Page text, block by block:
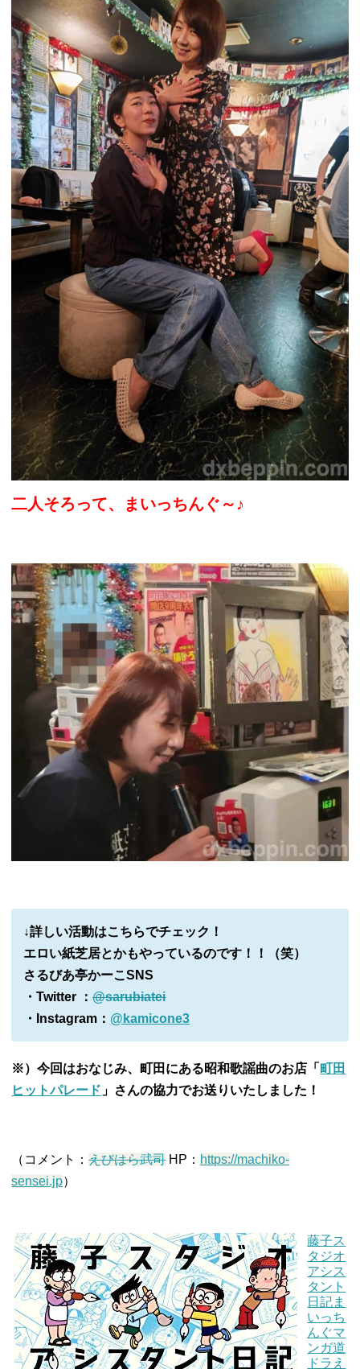
二人そろって、まいっちんぐ～♪
↓詳しい活動はこちらでチェック！
エロい紙芝居とかもやっているのです！！（笑）
さるびあ亭かーこSNS
・Twitter ：@sarubiatei
・Instagram： @kamicone3
※）今回はおなじみ、町田にある昭和歌謡曲のお店「 町田
ヒットパレード 」さんの協力でお送りいたしました！
（コメント：えびはら武司HP： https://machiko-
sensei.jp）
藤子ス
タジオ
アシス
タント
日記ま
いっち
んぐマ
ンガ道
ドラえ